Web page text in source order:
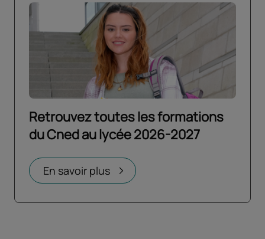
Retrouvez toutes les formations
du Cned au lycée 2026-2027
En savoir plus
Ouvrir dans un nouvel onglet